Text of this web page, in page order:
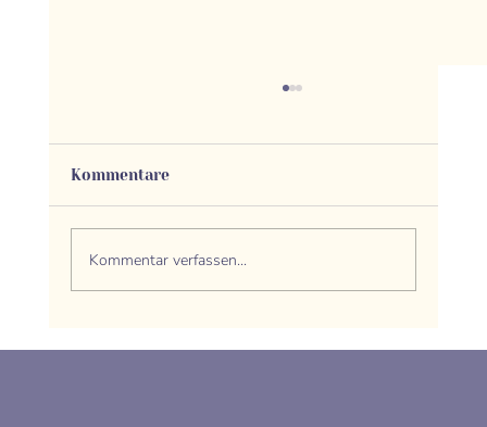
Kommentare
Kommentar verfassen...